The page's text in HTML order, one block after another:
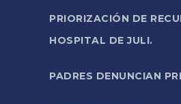
PRIORIZACIÓN DE
HOSPITAL DE JULI.
PADRES DENUNCIAN